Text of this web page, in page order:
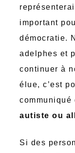
important
démocratie.
adelphes et
continuer à
élue, c’est
communiqué
autiste ou
Si des